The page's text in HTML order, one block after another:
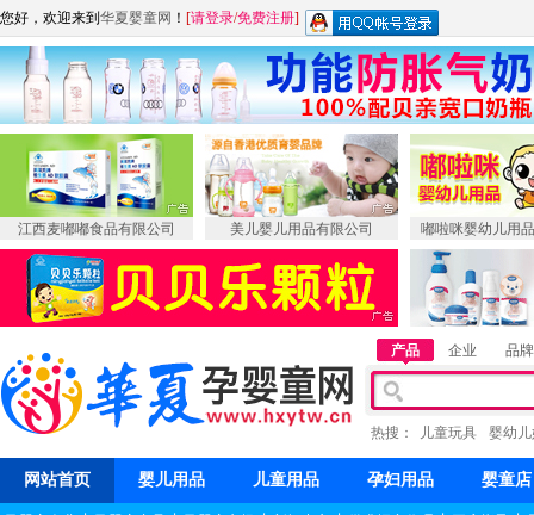
您好，欢迎来到 华夏婴童网 ！ [请登录/免费注册]
江西麦嘟嘟食品有限公司 美儿婴儿用品有限公司 嘟啦咪婴幼儿用
产品 企业 品牌
热搜： 儿童玩具 婴幼
网站首页 婴儿用品 儿童用品 孕妇用品 婴童店